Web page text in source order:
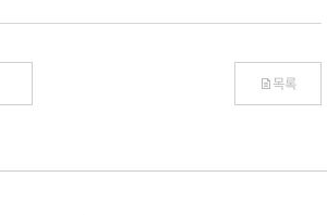
목록